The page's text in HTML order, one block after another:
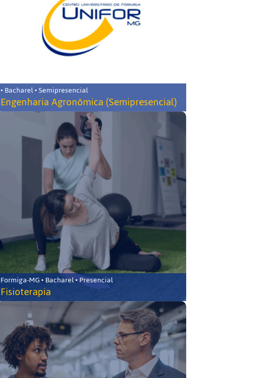
• Bacharel • Semipresencial
Engenharia Agronômica (Semipresencial)
Formiga-MG • Bacharel • Presencial
Fisioterapia